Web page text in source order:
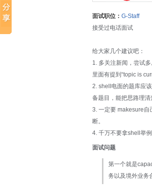
面试职位： G-Staff
接受过电话面试
给大家几个建议吧：
1. 多关注新闻，尝试
里面有提到“topic is
2. shell电面的题库应
备题目，能把思路理清
3. 一定要 makesure自
断。
4. 千万不要拿shell举
面试问题
第一个就是
务以及境外业务